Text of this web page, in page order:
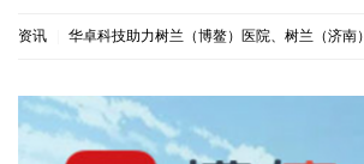
资讯 华卓科技助力树兰（博鳌）医院、树兰（济南）